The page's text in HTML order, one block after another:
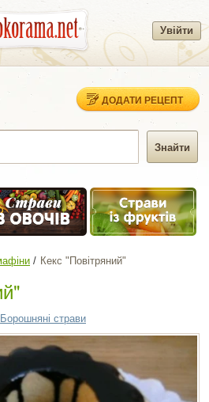
Увійти
ДОДАТИ РЕЦЕПТ
Кекс "Повітряний"
Борошняні страви